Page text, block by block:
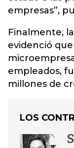
empresas”,
Finalmente,
evidenció que
empleados,
millones de
LOS